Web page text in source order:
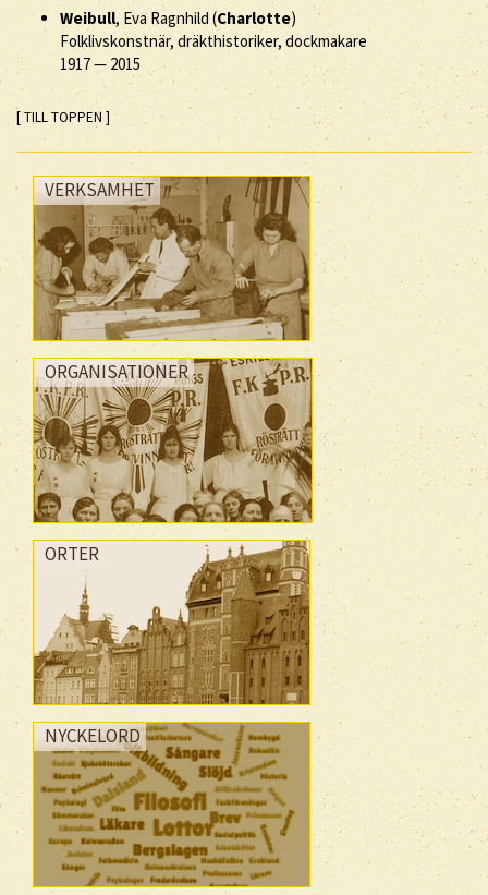
Weibull, Eva Ragnhild (Charlotte)
Folklivskonstnär, dräkthistoriker, dockmakare
1917— 2015
[ TILL TOPPEN ]
VERKSAMHET
ORGANISATIONER
ORTER
NYCKELORD